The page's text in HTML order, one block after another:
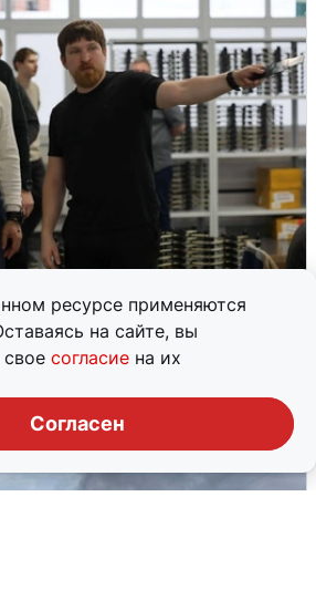
ресурсе применяются
на сайте, вы
согласие на их
Согласен
Ткачук и почему
взорвали